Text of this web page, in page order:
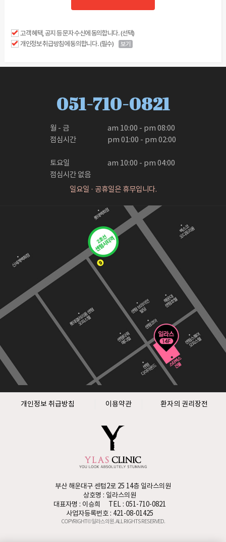
고객 혜택, 공지 등 문자 수신에 동의합니다. (선택)
개인정보 취급방침에 동의합니다. (필수)
보기
051-710-0821
월 - 금
점심시간
토요일
점심시간 없음
am 10:00 - pm 08:00
pm 01:00 - pm 02:00
am 10:00 - pm 04:00
일요일 · 공휴일은 휴무입니다.
개인정보 취급방침 이용약관 환자의 권리장전
부산 해운대구 센텀2로 25 14층 일라스의원
상호명 : 일라스의원
대표자명 : 이승희
TEL : 051-710-0821
사업자등록번호 : 421-08-01425
COPYRIGHT© 일라스의원. ALL RIGHTS RESERVED.